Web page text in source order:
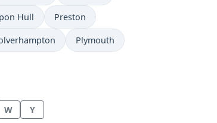
Hull Preston
Plymouth
W Y